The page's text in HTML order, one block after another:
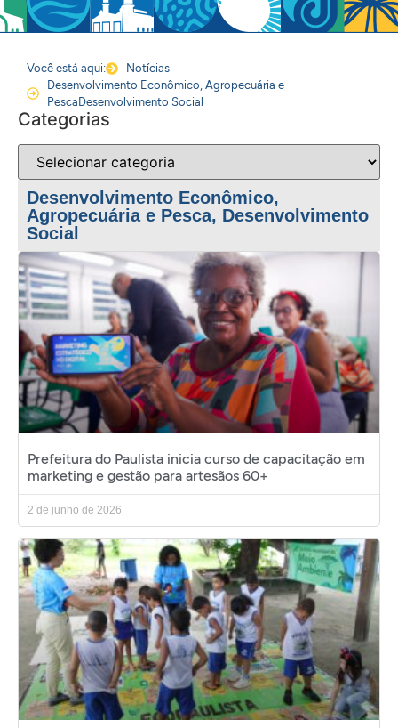
Você está aqui:
Notícias
Desenvolvimento Econômico, Agropecuária e
Pesca Desenvolvimento Social
Categorias
Desenvolvimento Econômico,
Agropecuária e Pesca, Desenvolvimento
Social
Prefeitura do Paulista inicia curso de capacitação em
marketing e gestão para artesãos 60+
2 de junho de 2026